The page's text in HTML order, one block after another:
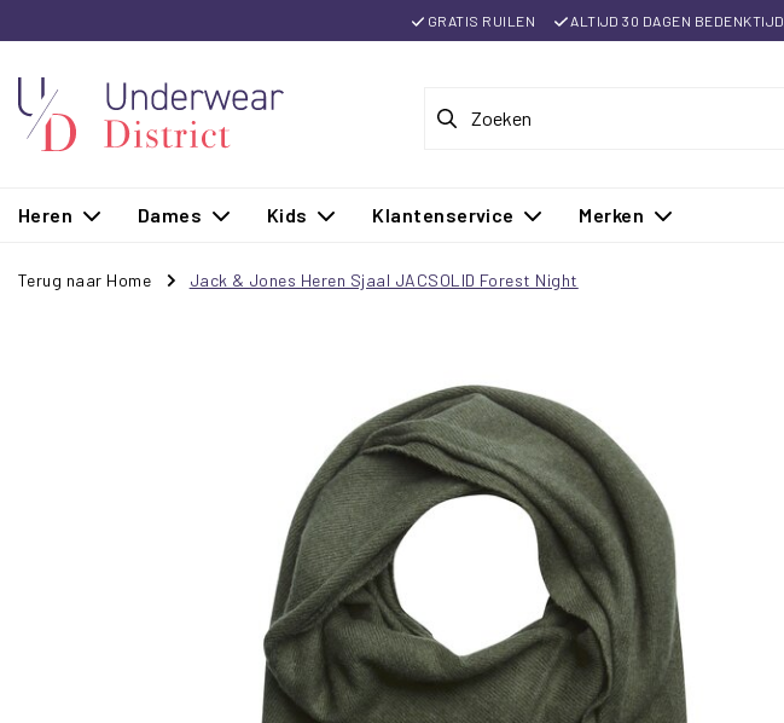
GRATIS RUILEN ALTIJD 30 DAGEN BEDENKTIJD
Heren Dames Kids Klantenservice Merken
Terug naar Home Jack & Jones Heren Sjaal JACSOLID Forest Night